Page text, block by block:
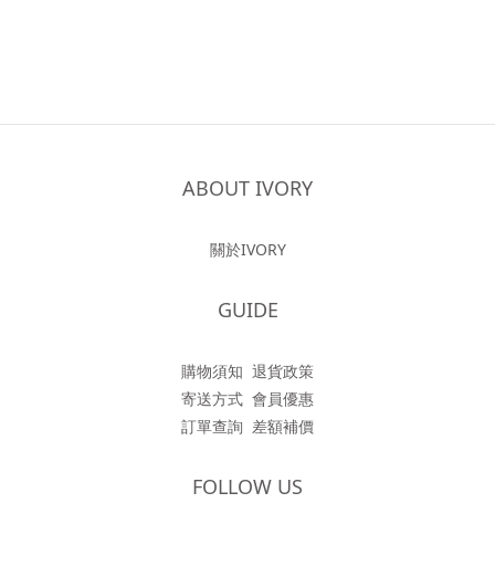
ABOUT IVORY
關於IVORY
GUIDE
購物須知 退貨政策
寄送方式 會員優惠
訂單查詢 差額補價
FOLLOW US